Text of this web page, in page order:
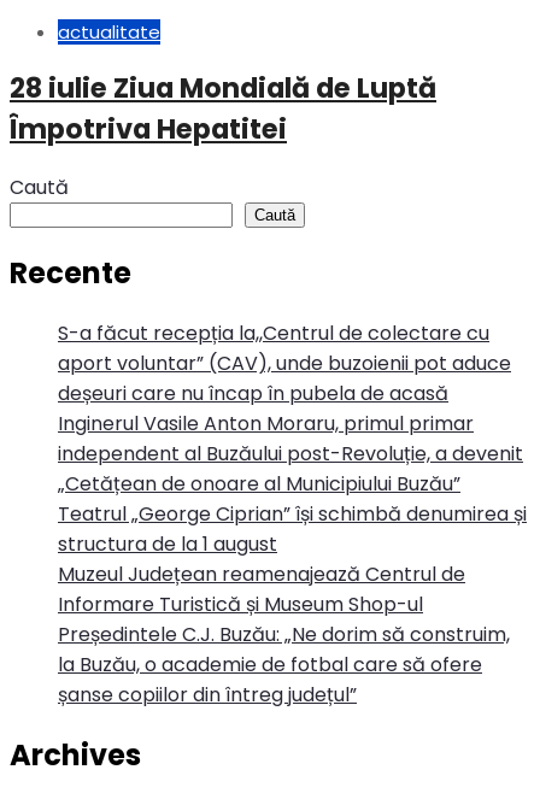
actualitate
28 iulie Ziua Mondială de Luptă
Împotriva Hepatitei
Caută
Caută
Recente
S-a făcut recepția la,,Centrul de colectare cu
aport voluntar” (CAV), unde buzoienii pot aduce
deșeuri care nu încap în pubela de acasă
Inginerul Vasile Anton Moraru, primul primar
independent al Buzăului post-Revoluție, a devenit
„Cetățean de onoare al Municipiului Buzău”
Teatrul „George Ciprian” își schimbă denumirea și
structura de la 1 august
Muzeul Județean reamenajează Centrul de
Informare Turistică și Museum Shop-ul
Președintele C.J. Buzău: „Ne dorim să construim,
la Buzău, o academie de fotbal care să ofere
șanse copiilor din întreg județul”
Archives